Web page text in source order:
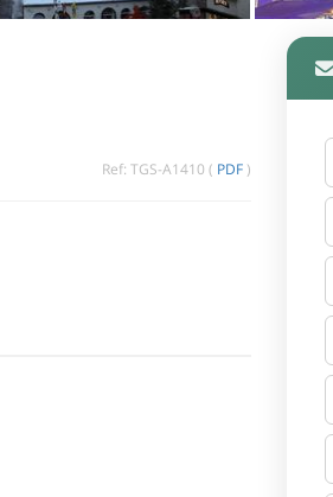
Ref: TGS-A1410 ( PDF )